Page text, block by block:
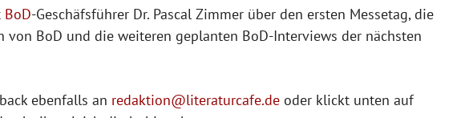
BoD-Geschäfsführer Dr. Pascal Zimmer über den ersten Messetag, die
von BoD und die weiteren geplanten BoD-Interviews der nächsten
ebenfalls an redaktion@literaturcafe.de oder klickt unten auf